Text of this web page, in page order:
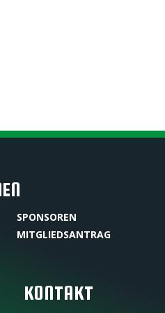
SPONSOREN
MITGLIEDSANTRAG
KONTAKT